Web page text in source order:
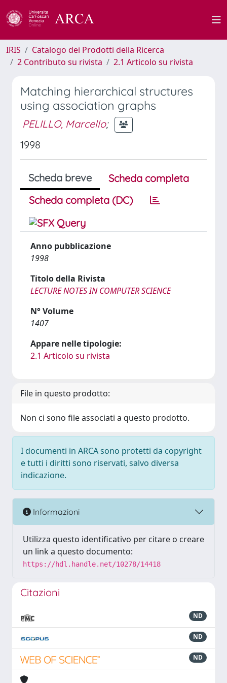
IRIS
Catalogo dei Prodotti della Ricerca
2 Contributo su rivista
2.1 Articolo su rivista
Matching hierarchical structures
using association graphs
PELILLO, Marcello;
1998
Scheda breve
Scheda completa
Scheda completa (DC)
Anno pubblicazione
1998
Titolo della Rivista
LECTURE NOTES IN COMPUTER SCIENCE
N° Volume
1407
Appare nelle tipologie:
2.1 Articolo su rivista
File in questo prodotto:
Non ci sono file associati a questo prodotto.
I documenti in ARCA sono protetti da copyright
e tutti i diritti sono riservati, salvo diversa
indicazione.
Informazioni
Utilizza questo identificativo per citare o creare
un link a questo documento:
https://hdl.handle.net/10278/14418
Citazioni
ND
ND
ND